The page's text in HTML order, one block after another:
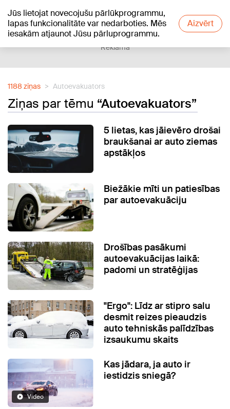
Jūs lietojat novecojušu pārlūkprogrammu,
lapas funkcionalitāte var nedarboties. Mēs
iesakām atjaunot Jūsu pārluprogrammu.
Aizvērt
+23°C
Reklāma
1188 ziņas Autoevakuators
Ziņas par tēmu “Autoevakuators”
5 lietas, kas jāievēro drošai
braukšanai ar auto ziemas
apstākļos
Biežākie mīti un patiesības
par autoevakuāciju
Drošības pasākumi
autoevakuācijas laikā:
padomi un stratēģijas
"Ergo": Līdz ar stipro salu
desmit reizes pieaudzis
auto tehniskās palīdzības
izsaukumu skaits
Video
Kas jādara, ja auto ir
iestidzis sniegā?